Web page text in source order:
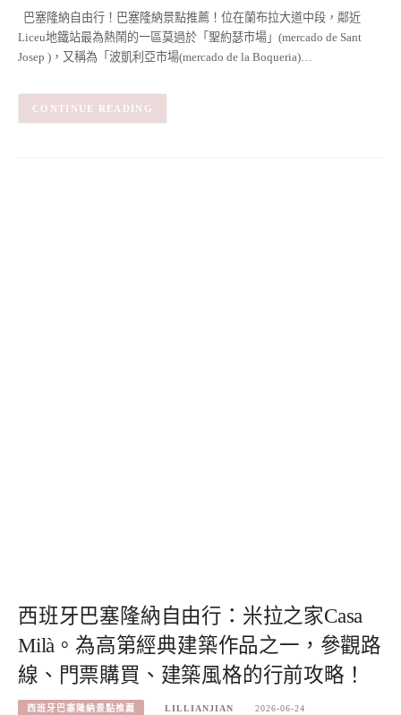
巴塞隆納自由行！巴塞隆納景點推薦！位在蘭布拉大道中段，鄰近
Liceu地鐵站最為熱鬧的一區莫過於「聖約瑟市場」(mercado de Sant
Josep )，又稱為「波凱利亞市場(mercado de la Boqueria)…
CONTINUE READING
西班牙巴塞隆納自由行：米拉之家Casa
Milà。為高第經典建築作品之一，參觀路
線、門票購買、建築風格的行前攻略！
西班牙巴塞隆納景點推薦 LILLIANJIAN 2026-06-24